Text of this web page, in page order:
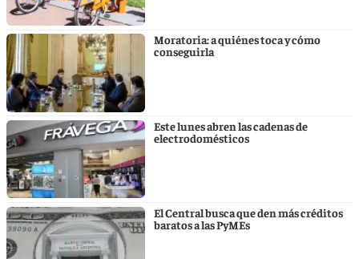
Moratoria: a quiénes toca y cómo
conseguirla
Este lunes abren las cadenas de
electrodomésticos
El Central busca que den más créditos
baratos a las PyMEs